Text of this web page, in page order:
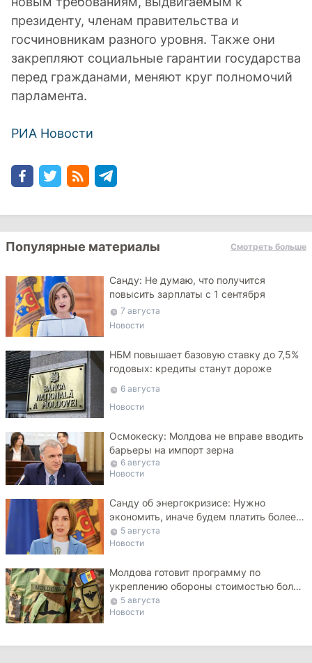
президенту, членам правительства и
госчиновникам разного уровня. Также они
закрепляют социальные гарантии государства
перед гражданами, меняют круг полномочий
парламента.
РИА Новости
Популярные материалы Смотреть больше
Санду: Не думаю, что получится
повысить зарплаты с 1 сентября
7 августа
Новости
НБМ повышает базовую ставку до 7,5%
годовых: кредиты станут дороже
6 августа
Новости
Осмокеску: Молдова не вправе вводить
барьеры на импорт зерна
6 августа
Новости
Санду об энергокризисе: Нужно
экономить, иначе будем платить более
высокие тарифы
5 августа
Новости
Молдова готовит программу по
укреплению обороны стоимостью более
10 млрд леев на ближайшие пять лет
5 августа
Новости